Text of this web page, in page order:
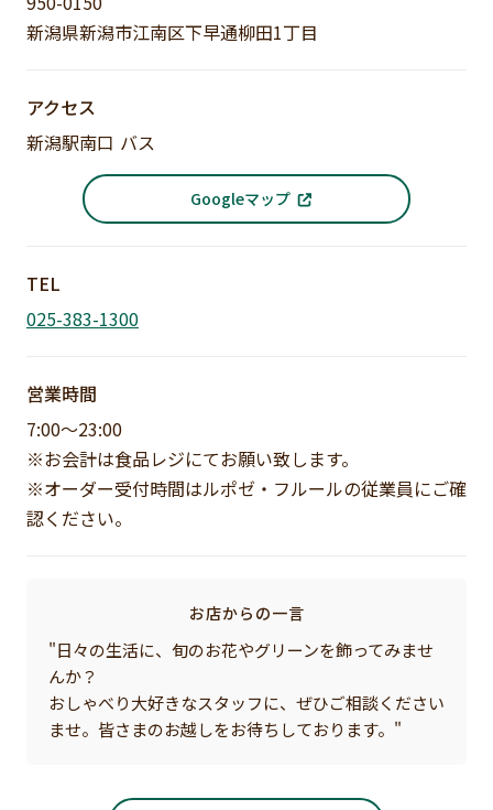
新潟県新潟市江南区下早通柳田1丁目
アクセス
新潟駅南口 バス
Googleマップ
TEL
025-383-1300
営業時間
7:00〜23:00
※お会計は食品レジにてお願い致します。
※オーダー受付時間はルポゼ・フルールの従業員にご確
認ください。
お店からの一言
"日々の生活に、旬のお花やグリーンを飾ってみませ
んか？
おしゃべり大好きなスタッフに、ぜひご相談ください
ませ。皆さまのお越しをお待ちしております。"